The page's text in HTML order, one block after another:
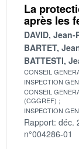
La
après les
DAVID, Jean-
BARTET,
BATTESTI,
CONSEIL
INSPECTION
CONSEIL
(CGGREF)
INSPECTION
Rapport: déc.
n°004286-01